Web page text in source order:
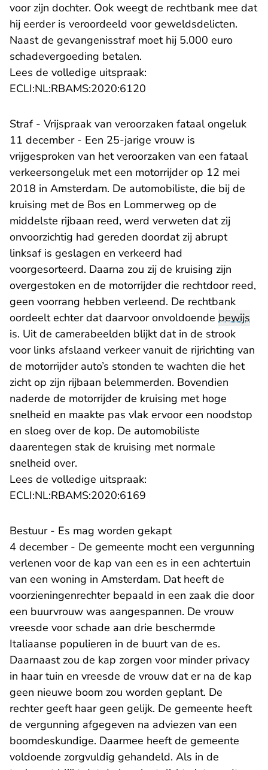
voor zijn dochter. Ook weegt de rechtbank mee dat
hij eerder is veroordeeld voor geweldsdelicten.
Naast de gevangenisstraf moet hij 5.000 euro
schadevergoeding betalen.
Lees de volledige uitspraak:
ECLI:NL:RBAMS:2020:6120
Straf - Vrijspraak van veroorzaken fataal ongeluk
11 december - Een 25-jarige vrouw is
vrijgesproken van het veroorzaken van een fataal
verkeersongeluk met een motorrijder op 12 mei
2018 in Amsterdam. De automobiliste, die bij de
kruising met de Bos en Lommerweg op de
middelste rijbaan reed, werd verweten dat zij
onvoorzichtig had gereden doordat zij abrupt
linksaf is geslagen en verkeerd had
voorgesorteerd. Daarna zou zij de kruising zijn
overgestoken en de motorrijder die rechtdoor reed,
geen voorrang hebben verleend. De rechtbank
oordeelt echter dat daarvoor onvoldoende bewijs
is. Uit de camerabeelden blijkt dat in de strook
voor links afslaand verkeer vanuit de rijrichting van
de motorrijder auto’s stonden te wachten die het
zicht op zijn rijbaan belemmerden. Bovendien
naderde de motorrijder de kruising met hoge
snelheid en maakte pas vlak ervoor een noodstop
en sloeg over de kop. De automobiliste
daarentegen stak de kruising met normale
snelheid over.
Lees de volledige uitspraak:
ECLI:NL:RBAMS:2020:6169
Bestuur - Es mag worden gekapt
4 december - De gemeente mocht een vergunning
verlenen voor de kap van een es in een achtertuin
van een woning in Amsterdam. Dat heeft de
voorzieningenrechter bepaald in een zaak die door
een buurvrouw was aangespannen. De vrouw
vreesde voor schade aan drie beschermde
Italiaanse populieren in de buurt van de es.
Daarnaast zou de kap zorgen voor minder privacy
in haar tuin en vreesde de vrouw dat er na de kap
geen nieuwe boom zou worden geplant. De
rechter geeft haar geen gelijk. De gemeente heeft
de vergunning afgegeven na adviezen van een
boomdeskundige. Daarmee heeft de gemeente
voldoende zorgvuldig gehandeld. Als in de